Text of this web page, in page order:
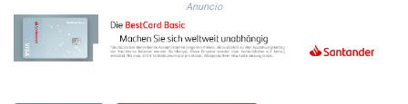
FKP 0.857252
GBP 0.858527
Anuncio